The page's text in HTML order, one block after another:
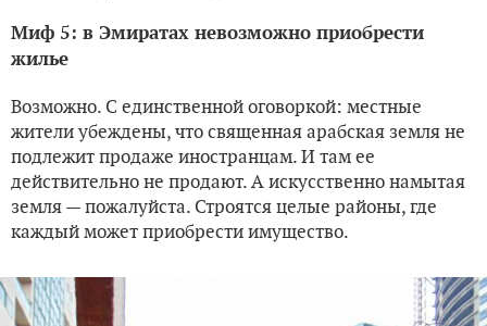
Миф 5: в Эмиратах невозможно приобрести
жилье
Возможно. С единственной оговоркой: местные
жители убеждены, что священная арабская земля не
подлежит продаже иностранцам. И там ее
действительно не продают. А искусственно намытая
земля — пожалуйста. Строятся целые районы, где
каждый может приобрести имущество.